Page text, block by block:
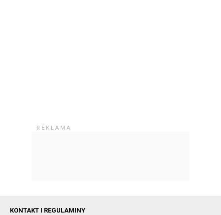
KONTAKT I REGULAMINY